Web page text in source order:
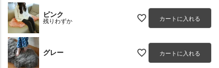
ピンク
残りわずか カートに入れる
グレー カートに入れる